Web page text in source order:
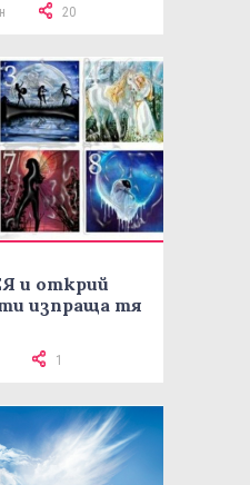
20
и открий
изпраща тя
1